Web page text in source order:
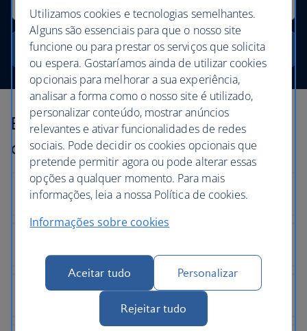
Procurar
Explore os nossos destinos por
continente
Utilizamos cookies e tecnologias semelhantes.
Alguns são essenciais para que o nosso site
funcione ou para prestar os serviços que solicita
ou espera. Gostaríamos ainda de utilizar cookies
opcionais para melhorar a sua experiência,
analisar a forma como o nosso site é utilizado,
personalizar conteúdo, mostrar anúncios
relevantes e ativar funcionalidades de redes
sociais. Pode decidir os cookies opcionais que
pretende permitir agora ou pode alterar essas
opções a qualquer momento. Para mais
informações, leia a nossa Política de cookies.
Informações sobre cookies
Aceitar tudo Personalizar
Rejeitar tudo